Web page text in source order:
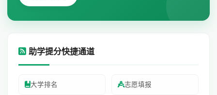
助学提分快捷通道
大学排名 志愿填报